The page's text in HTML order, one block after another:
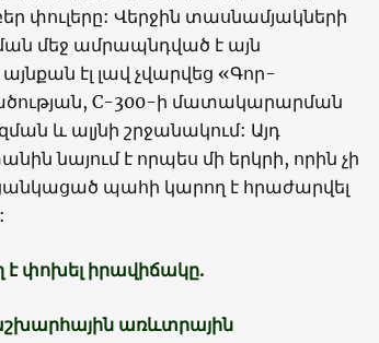
փուլերը: Վերջին տասնամյակների
մեջ ամրապնդված է այն
էլ լավ չվարվեց «Գոր-
С-300-ի մատակարարման
և ալյնի շրջանակում: Այդ
նայում է որպես մի երկրի, որին չի
պահի կարող է հրաժարվել
է փոխել իրավիճակը.
առևտրային